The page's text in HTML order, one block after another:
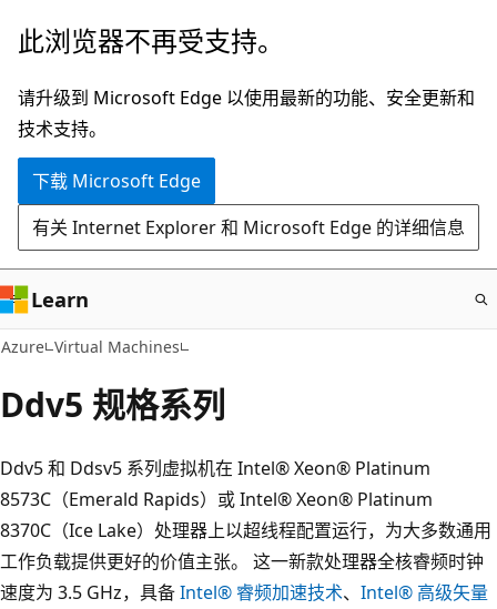
跳
主
要
内
此浏览器不再受支持。
请升级到 Microsoft Edge 以使用最新的功能、安全更新和
技术支持。
下载 Microsoft Edge
有关 Internet Explorer 和 Microsoft Edge 的详细信息
Learn
Azure Virtual Machines
Ddv5 规格系列
Ddv5 和 Ddsv5 系列虚拟机在 Intel® Xeon® Platinum
8573C（Emerald Rapids）或 Intel® Xeon® Platinum
8370C（Ice Lake）处理器上以超线程配置运行，为大多数通用
工作负载提供更好的价值主张。 这一新款处理器全核睿频时钟
速度为 3.5 GHz，具备Intel® 睿频加速技术、 Intel® 高级矢量